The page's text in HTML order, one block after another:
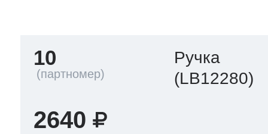
морозилок
10
Ручка
(LB12280)
2640